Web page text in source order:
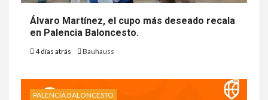
Álvaro Martínez, el cupo más deseado recala
en Palencia Baloncesto.
4 días atrás Bauhauss
PALENCIA BALONCESTO